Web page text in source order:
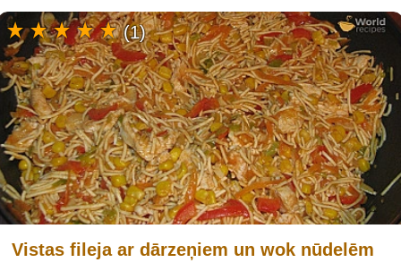
Vistas fileja ar dārzeņiem un wok nūdelēm
(1)